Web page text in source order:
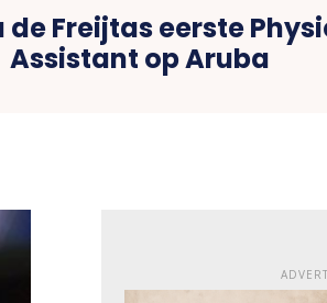
de Freijtas eerste
Assistant op Aruba